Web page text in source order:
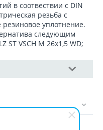
в соотвествии с DIN
резьба с
уплотнение.
следующим
ST VSCH M 26x1,5 WD;